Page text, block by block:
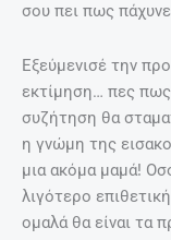
σου πει πως
Εξεύμενισέ την
εκτίμηση… πες πως
συζήτηση θα
η γνώμη της
μια ακόμα μαμά!
λιγότερο
ομαλά θα είναι τα